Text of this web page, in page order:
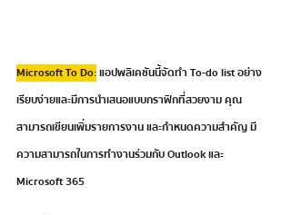
Microsoft To Do: แอปพลิเคชันนี้จัดทำ To-do list อย่าง
เรียบง่ายและมีการนำเสนอแบบกราฟิกที่สวยงาม คุณ
สามารถเขียนเพิ่มรายการงาน และกำหนดความสำคัญ มี
ความสามารถในการทำงานร่วมกับ Outlook และ
Microsoft 365